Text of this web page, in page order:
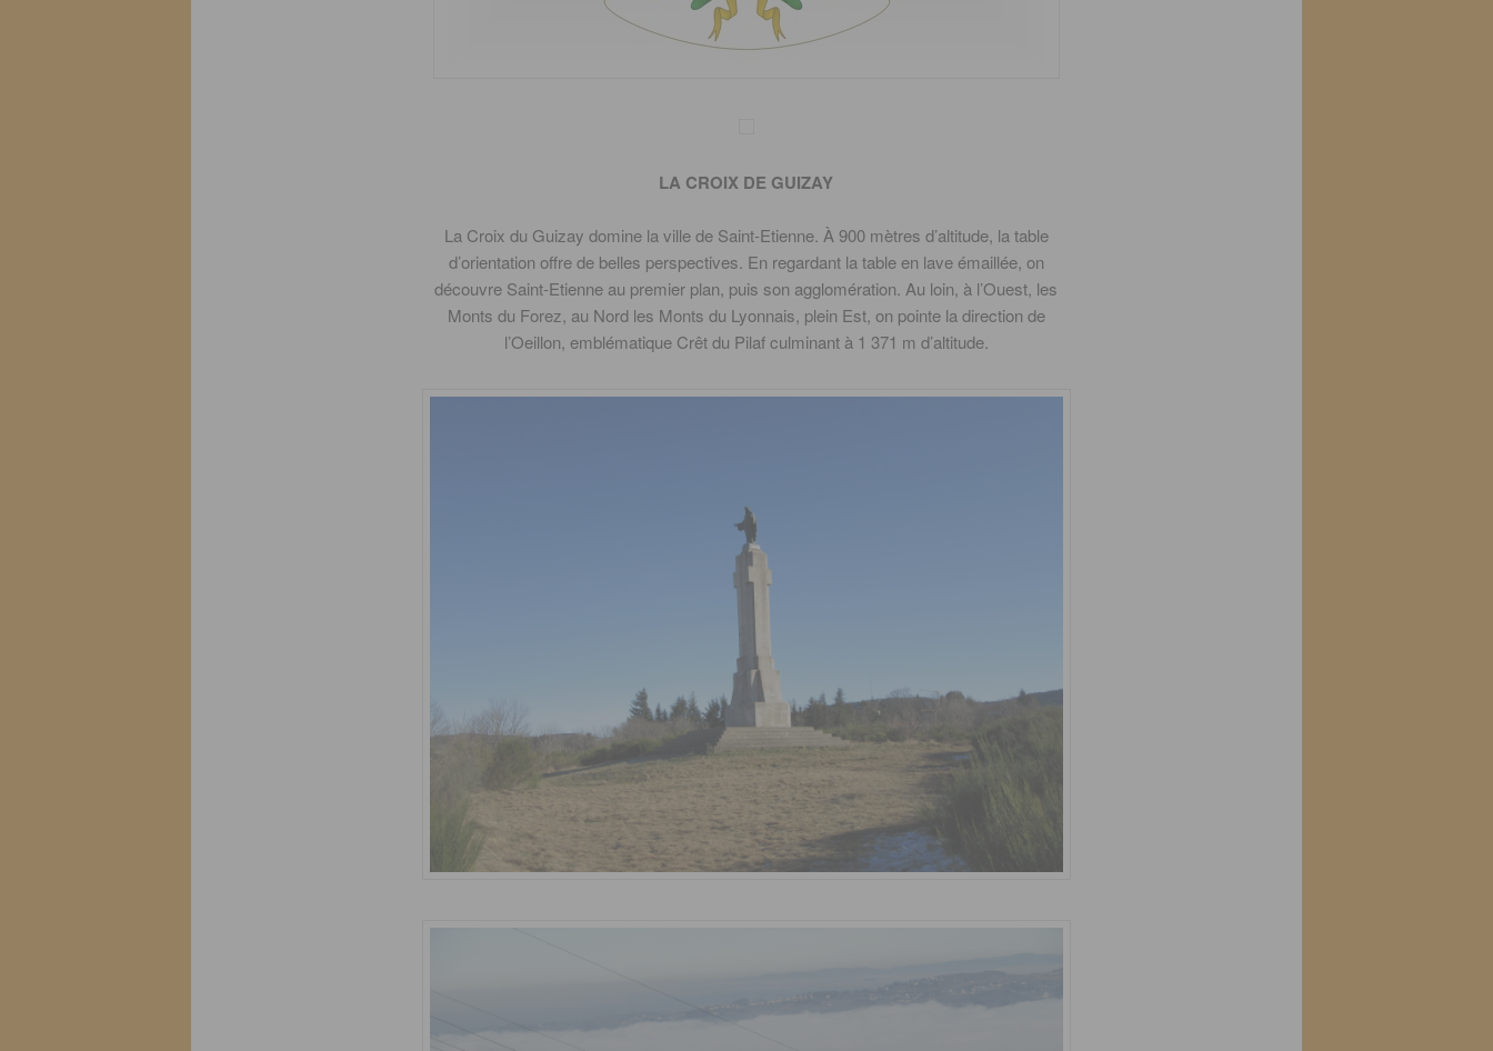
LA CROIX DE GUIZAY
La Croix du Guizay domine la ville de Saint-Etienne. À 900 mètres d’altitude, la table
d’orientation offre de belles perspectives. En regardant la table en lave émaillée, on
découvre Saint-Etienne au premier plan, puis son agglomération. Au loin, à l’Ouest, les
Monts du Forez, au Nord les Monts du Lyonnais, plein Est, on pointe la direction de
l’Oeillon, emblématique Crêt du Pilaf culminant à 1 371 m d’altitude.